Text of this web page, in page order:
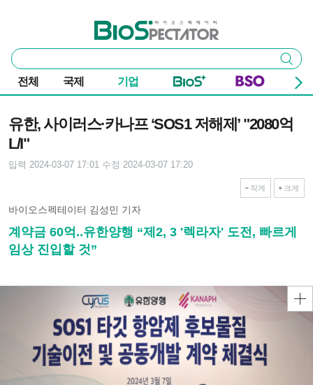
바이오스펙테이터
통
합
검
색
검색
전체 국제 기업
유한, 사이러스·카나프 ‘SOS1 저해제’ "2080억
L/I"
입력 2024-03-07 17:01 수정 2024-03-07 17:20
작게 크게
바이오스펙테이터 김성민 기자
계약금 60억..유한양행 “제2, 3 '렉라자' 도전, 빠르게
임상 진입할 것”